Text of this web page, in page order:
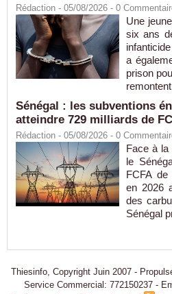
Rédaction - 05/08/2026 - 0
Une
six ans
a
prison
Sénégal : les subventions
atteindre 729 milliards de
Rédaction - 05/08/2026 - 0
Face à
le
FCFA de
en 2026
des
Sénégal
Thiesinfo, Copyright Juin 2007 -
Service Commercial: 772150237 -